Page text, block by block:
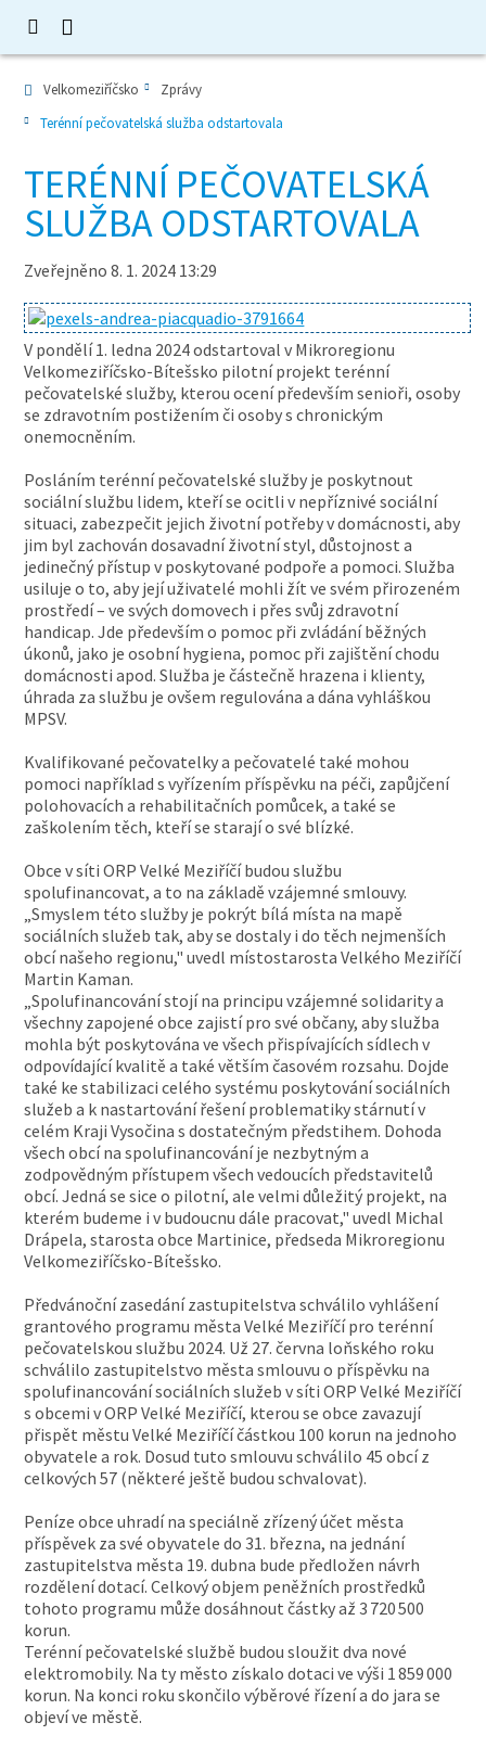
Velkomeziříčsko
Zprávy
Terénní pečovatelská služba odstartovala
TERÉNNÍ PEČOVATELSKÁ
SLUŽBA ODSTARTOVALA
Zveřejněno 8. 1. 2024 13:29
V pondělí 1. ledna 2024 odstartoval v Mikroregionu
Velkomeziříčsko-Bítešsko pilotní projekt terénní
pečovatelské služby, kterou ocení především senioři, osoby
se zdravotním postižením či osoby s chronickým
onemocněním.
Posláním terénní pečovatelské služby je poskytnout
sociální službu lidem, kteří se ocitli v nepříznivé sociální
situaci, zabezpečit jejich životní potřeby v domácnosti, aby
jim byl zachován dosavadní životní styl, důstojnost a
jedinečný přístup v poskytované podpoře a pomoci. Služba
usiluje o to, aby její uživatelé mohli žít ve svém přirozeném
prostředí – ve svých domovech i přes svůj zdravotní
handicap. Jde především o pomoc při zvládání běžných
úkonů, jako je osobní hygiena, pomoc při zajištění chodu
domácnosti apod. Služba je částečně hrazena i klienty,
úhrada za službu je ovšem regulována a dána vyhláškou
MPSV.
Kvalifikované pečovatelky a pečovatelé také mohou
pomoci například s vyřízením příspěvku na péči, zapůjčení
polohovacích a rehabilitačních pomůcek, a také se
zaškolením těch, kteří se starají o své blízké.
Obce v síti ORP Velké Meziříčí budou službu
spolufinancovat, a to na základě vzájemné smlouvy.
„Smyslem této služby je pokrýt bílá místa na mapě
sociálních služeb tak, aby se dostaly i do těch nejmenších
obcí našeho regionu," uvedl místostarosta Velkého Meziříčí
Martin Kaman.
„Spolufinancování stojí na principu vzájemné solidarity a
všechny zapojené obce zajistí pro své občany, aby služba
mohla být poskytována ve všech přispívajících sídlech v
odpovídající kvalitě a také větším časovém rozsahu. Dojde
také ke stabilizaci celého systému poskytování sociálních
služeb a k nastartování řešení problematiky stárnutí v
celém Kraji Vysočina s dostatečným předstihem. Dohoda
všech obcí na spolufinancování je nezbytným a
zodpovědným přístupem všech vedoucích představitelů
obcí. Jedná se sice o pilotní, ale velmi důležitý projekt, na
kterém budeme i v budoucnu dále pracovat," uvedl Michal
Drápela, starosta obce Martinice, předseda Mikroregionu
Velkomeziříčsko-Bítešsko.
Předvánoční zasedání zastupitelstva schválilo vyhlášení
grantového programu města Velké Meziříčí pro terénní
pečovatelskou službu 2024. Už 27. června loňského roku
schválilo zastupitelstvo města smlouvu o příspěvku na
spolufinancování sociálních služeb v síti ORP Velké Meziříčí
s obcemi v ORP Velké Meziříčí, kterou se obce zavazují
přispět městu Velké Meziříčí částkou 100 korun na jednoho
obyvatele a rok. Dosud tuto smlouvu schválilo 45 obcí z
celkových 57 (některé ještě budou schvalovat).
Peníze obce uhradí na speciálně zřízený účet města
příspěvek za své obyvatele do 31. března, na jednání
zastupitelstva města 19. dubna bude předložen návrh
rozdělení dotací. Celkový objem peněžních prostředků
tohoto programu může dosáhnout částky až 3 720 500
korun.
Terénní pečovatelské službě budou sloužit dva nové
elektromobily. Na ty město získalo dotaci ve výši 1 859 000
korun. Na konci roku skončilo výběrové řízení a do jara se
objeví ve městě.